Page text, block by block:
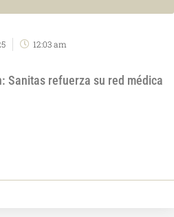
12:03 am
Sanitas refuerza su red médica